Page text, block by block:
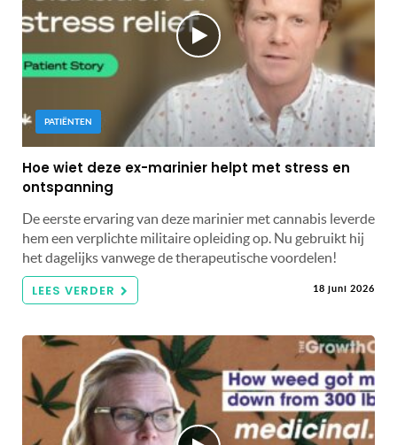
PATIËNTEN
Hoe wiet deze ex-marinier helpt met stress en
ontspanning
De eerste ervaring van deze marinier met cannabis leverde
hem een ​​verplichte militaire opleiding op. Nu gebruikt hij
het dagelijks vanwege de therapeutische voordelen!
LEES VERDER 18 juni 2026